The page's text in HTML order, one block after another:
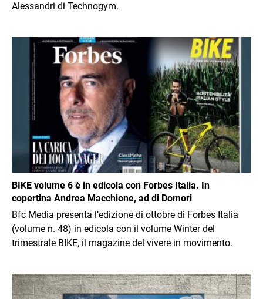
Alessandri di Technogym.
Immagine
BIKE volume 6 è in edicola con Forbes Italia. In
copertina Andrea Macchione, ad di Domori
Bfc Media presenta l’edizione di ottobre di Forbes Italia
(volume n. 48) in edicola con il volume Winter del
trimestrale BIKE, il magazine del vivere in movimento.
Immagine